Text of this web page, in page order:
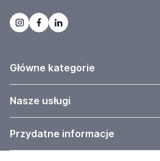
Główne kategorie
Nasze usługi
Przydatne informacje